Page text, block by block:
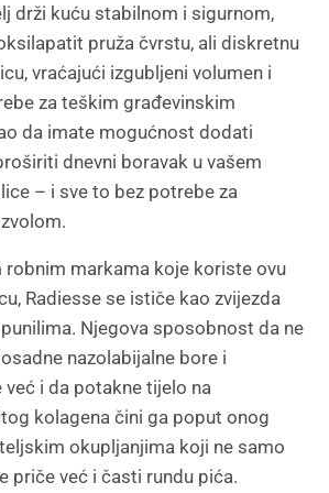
drži kuću stabilnom i sigurnom,
pruža čvrstu, ali diskretnu
vraćajući izgubljeni volumen i
za teškim građevinskim
da imate mogućnost dodati
dnevni boravak u vašem
– i sve to bez potrebe za
robnim markama koje koriste ovu
Radiesse se ističe kao zvijezda
Njegova sposobnost da ne
nazolabijalne bore i
i da potakne tijelo na
kolagena čini ga poput onog
okupljanjima koji ne samo
priče već i časti rundu pića.